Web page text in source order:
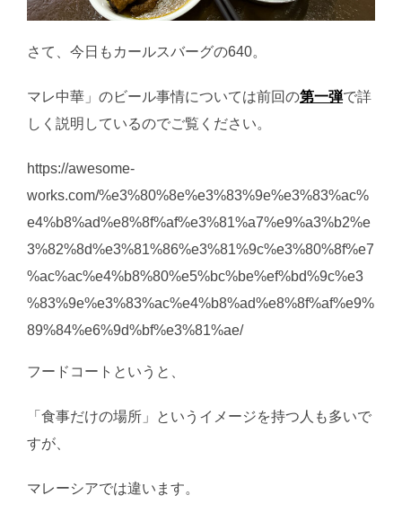
さて、今日もカールスバーグの640。
マレ中華」のビール事情については前回の第一弾で詳
しく説明しているのでご覧ください。
https://awesome-
works.com/%e3%80%8e%e3%83%9e%e3%83%ac%
e4%b8%ad%e8%8f%af%e3%81%a7%e9%a3%b2%e
3%82%8d%e3%81%86%e3%81%9c%e3%80%8f%e7
%ac%ac%e4%b8%80%e5%bc%be%ef%bd%9c%e3
%83%9e%e3%83%ac%e4%b8%ad%e8%8f%af%e9%
89%84%e6%9d%bf%e3%81%ae/
フードコートというと、
「食事だけの場所」というイメージを持つ人も多いで
すが、
マレーシアでは違います。